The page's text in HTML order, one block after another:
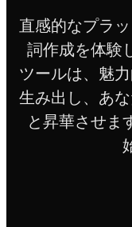
直感的なプラ
詞作成を体験
ツールは、魅
生み出し、あ
と昇華させま